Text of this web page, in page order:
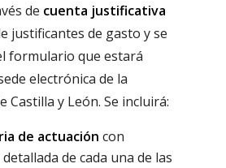
de cuenta justificativa
justificantes de gasto y se
formulario que estará
electrónica de la
Castilla y León. Se incluirá:
de actuación con
de cada una de las